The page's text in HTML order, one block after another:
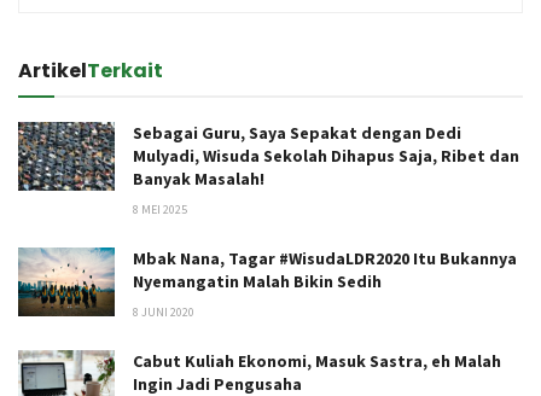
ArtikelTerkait
Sebagai Guru, Saya Sepakat dengan Dedi
Mulyadi, Wisuda Sekolah Dihapus Saja, Ribet dan
Banyak Masalah!
8 MEI 2025
Mbak Nana, Tagar #WisudaLDR2020 Itu Bukannya
Nyemangatin Malah Bikin Sedih
8 JUNI 2020
Cabut Kuliah Ekonomi, Masuk Sastra, eh Malah
Ingin Jadi Pengusaha